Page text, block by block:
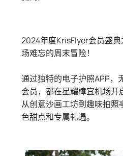
2024年度KrisFlyer会员盛
场难忘的周末冒险！
通过独特的电子护照APP，
会员，都在星耀樟宜机场开
从创意沙画工坊到趣味拍照
色甜点和专属礼遇。